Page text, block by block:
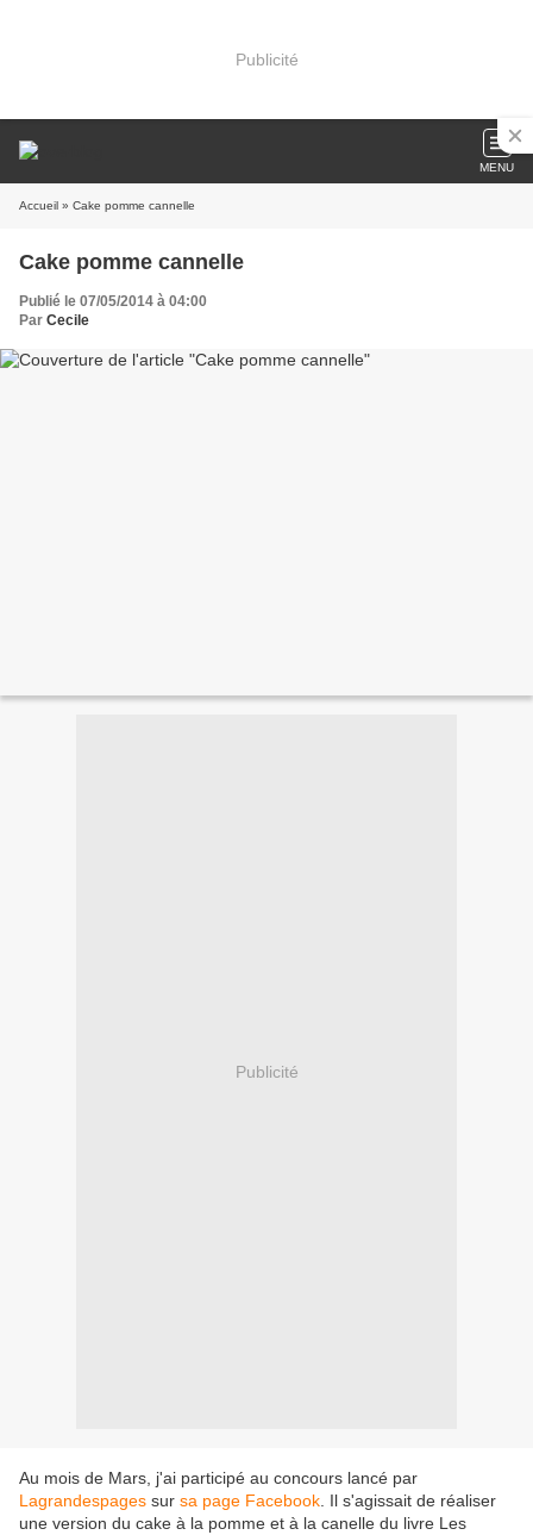
Publicité
MENU
Accueil » Cake pomme cannelle
Cake pomme cannelle
Publié le 07/05/2014 à 04:00
Par Cecile
Publicité
Au mois de Mars, j'ai participé au concours lancé par
Lagrandespages sur sa page Facebook . Il s'agissait de réaliser
une version du cake à la pomme et à la canelle du livre Les